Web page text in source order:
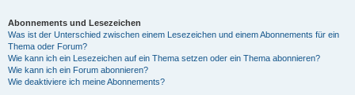
Abonnements und Lesezeichen
Was ist der Unterschied zwischen einem Lesezeichen und einem Abonnements für ein
Thema oder Forum?
Wie kann ich ein Lesezeichen auf ein Thema setzen oder ein Thema abonnieren?
Wie kann ich ein Forum abonnieren?
Wie deaktiviere ich meine Abonnements?